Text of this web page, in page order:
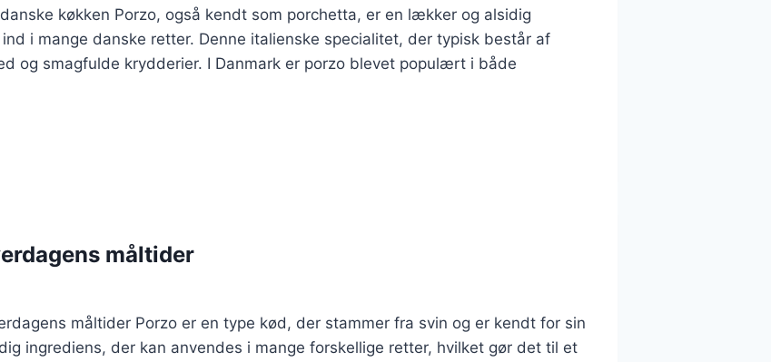
køkken Porzo, også kendt som porchetta, er en lækker og alsidig
i mange danske retter. Denne italienske specialitet, der typisk består af
og smagfulde krydderier. I Danmark er porzo blevet populært i både
måltider
måltider Porzo er en type kød, der stammer fra svin og er kendt for sin
ingrediens, der kan anvendes i mange forskellige retter, hvilket gør det til et